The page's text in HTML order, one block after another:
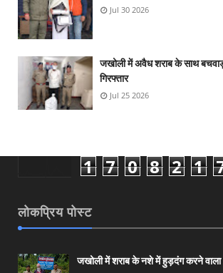
Jul 30 2026
जखोली में अवैध शराब के साथ बचवाड़
गिरफ्तार
Jul 25 2026
1 7 0 8 2 1
लोकप्रिय पोस्ट
जखोली में शराब के नशे में हुड़दंग करने वाला